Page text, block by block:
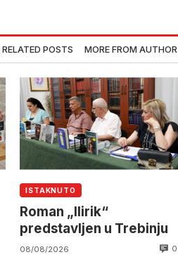
RELATED POSTS MORE FROM AUTHOR
ISTAKNUTO
Roman „Ilirik“
predstavljen u Trebinju
08/08/2026 0